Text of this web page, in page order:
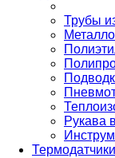
Трубы
Рукава
Термодатчики